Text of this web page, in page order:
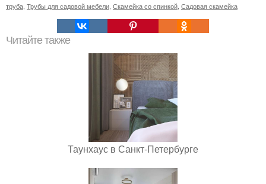
труба Трубы для садовой мебели Скамейка со спинкой Садовая скамейка
Читайте также
Таунхаус в Санкт-Петербурге